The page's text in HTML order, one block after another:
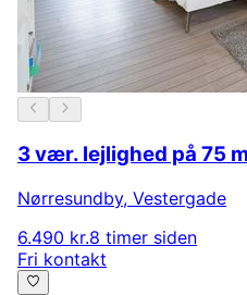
3 vær. lejlighed på 75
Nørresundby, Vestergade
6.490 kr.8 timer siden
Fri kontakt